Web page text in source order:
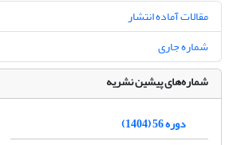
مقالات آماده انتشار
شماره جاری
شماره‌های پیشین نشریه
دوره 56 (1404)